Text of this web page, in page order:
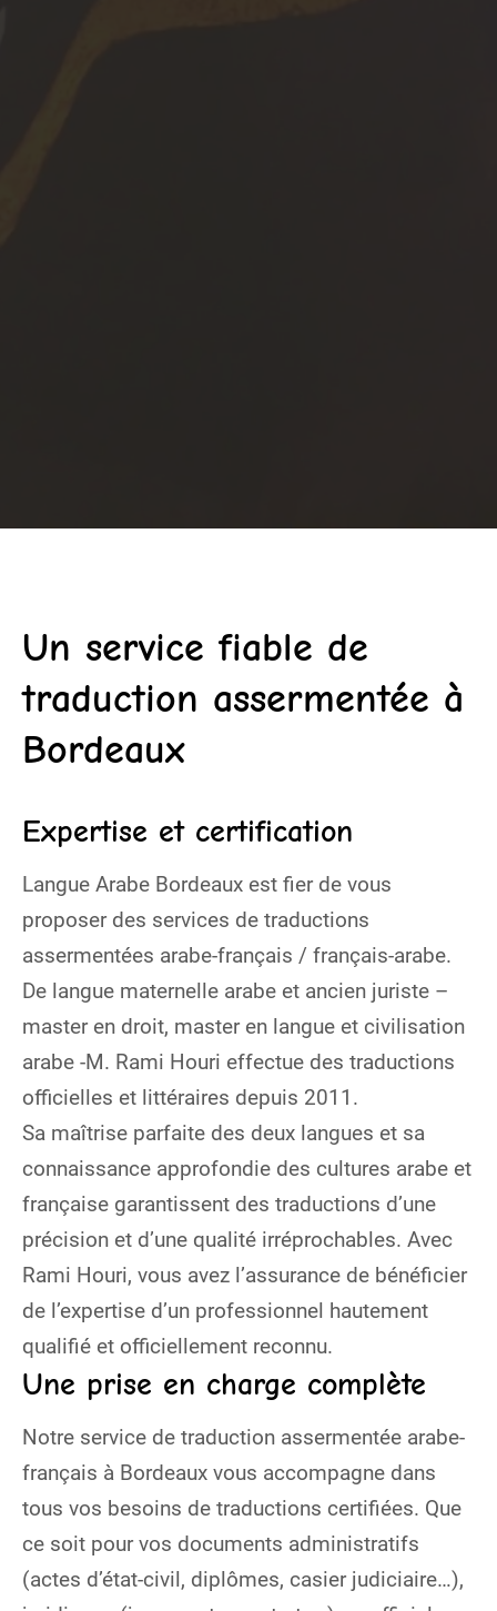
Un service fiable de
traduction assermentée à
Bordeaux
Expertise et certification
Langue Arabe Bordeaux est fier de vous
proposer des services de traductions
assermentées arabe-français / français-arabe.
De langue maternelle arabe et ancien juriste –
master en droit, master en langue et civilisation
arabe -M. Rami Houri effectue des traductions
officielles et littéraires depuis 2011.
Sa maîtrise parfaite des deux langues et sa
connaissance approfondie des cultures arabe et
française garantissent des traductions d’une
précision et d’une qualité irréprochables. Avec
Rami Houri, vous avez l’assurance de bénéficier
de l’expertise d’un professionnel hautement
qualifié et officiellement reconnu.
Une prise en charge complète
Notre service de traduction assermentée arabe-
français à Bordeaux vous accompagne dans
tous vos besoins de traductions certifiées. Que
ce soit pour vos documents administratifs
(actes d’état-civil, diplômes, casier judiciaire…),